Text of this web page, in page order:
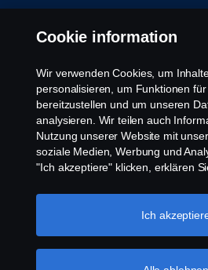
Whistleblowing
Kontakt
Cookies Politik
Cookie Einstellungen
Cookie information
Wir verwenden Cookies, um
personalisieren, um Funktionen
bereitzustellen und um unseren
analysieren. Wir teilen auch
Nutzung unserer Website mit
soziale Medien, Werbung und
"Ich akzeptiere" klicken, erklären
Informationen weitergegeben
Cookies auch verwalten, indem
Ich